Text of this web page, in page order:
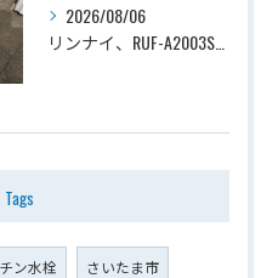
2026/08/06
Tags
ン水栓 さいたま市